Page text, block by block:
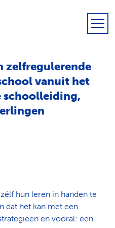
zelfregulerende
vanuit het
schoolleiding,
hun leren in handen te
dat het kan met een
en vooral: een